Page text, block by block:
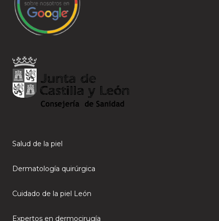
Salud de la piel
Dermatología quirúrgica
Cuidado de la piel León
Expertos en dermocirugía